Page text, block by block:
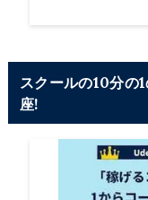
スクールの10分の
座!